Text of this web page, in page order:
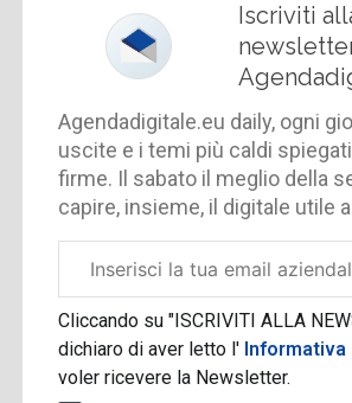
Iscriviti
Agendadigitale.eu daily, ogni
uscite e i temi più caldi
firme. Il sabato il meglio della
capire, insieme, il digitale utile
aziendale
Cliccando su "ISCRIVITI ALLA
dichiaro di aver letto l'
voler ricevere la Newsletter.